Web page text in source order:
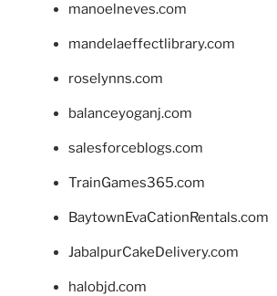
manoelneves.com
mandelaeffectlibrary.com
roselynns.com
balanceyoganj.com
salesforceblogs.com
TrainGames365.com
BaytownEvaCationRentals.com
JabalpurCakeDelivery.com
halobjd.com